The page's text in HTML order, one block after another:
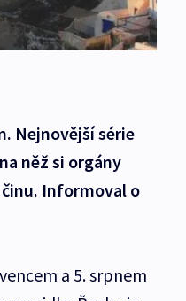
Nejnovější série
něž si orgány
Informoval o
a 5. srpnem